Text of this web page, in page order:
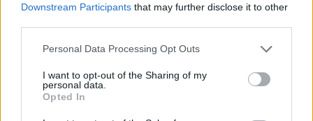
Downstream Participants that may further disclose it to other
Personal Data Processing Opt Outs
I want to opt-out of the Sharing of my
personal data.
Opted In